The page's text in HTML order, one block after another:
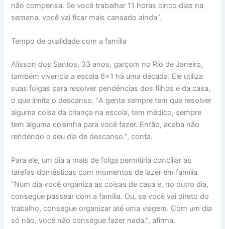
não compensa. Se você trabalhar 11 horas cinco dias na
semana, você vai ficar mais cansado ainda”.
Tempo de qualidade com a família
Alisson dos Santos, 33 anos, garçom no Rio de Janeiro,
também vivencia a escala 6×1 há uma década. Ele utiliza
suas folgas para resolver pendências dos filhos e da casa,
o que limita o descanso. “A gente sempre tem que resolver
alguma coisa da criança na escola, tem médico, sempre
tem alguma coisinha para você fazer. Então, acaba não
rendendo o seu dia de descanso.”, conta.
Para ele, um dia a mais de folga permitiria conciliar as
tarefas domésticas com momentos de lazer em família.
“Num dia você organiza as coisas de casa e, no outro dia,
consegue passear com a família. Ou, se você vai direto do
trabalho, consegue organizar até uma viagem. Com um dia
só não, você não consegue fazer nada.”, afirma.